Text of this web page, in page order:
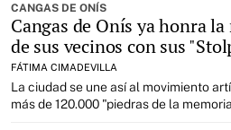
CANGAS DE ONÍS
Cangas de Onís ya honra
de sus vecinos con sus
FÁTIMA CIMADEVILLA
La ciudad se une así al movimiento
más de 120.000 "piedras de la